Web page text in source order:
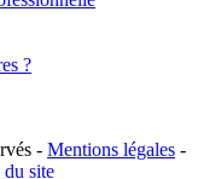
?
- Mentions légales -
du site